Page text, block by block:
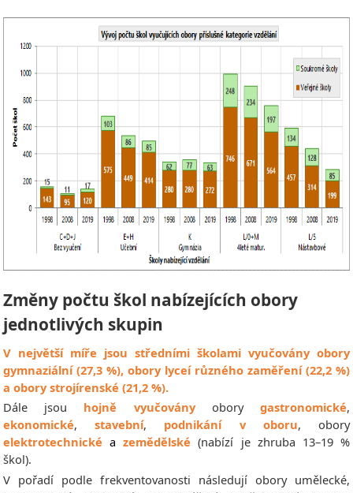
Změny počtu škol nabízejících obory
jednotlivých skupin
V největší míře jsou středními školami vyučovány obory
gymnaziální (27,3 %), obory lyceí různého zaměření (22,2 %)
a obory strojírenské (21,2 %).
Dále jsou hojně vyučoványoborygastronomické,
ekonomické,stavební, podnikání v oboru, obory
elektrotechnickéazemědělské (nabízí je zhruba 13–19 %
škol).
V pořadí podle frekventovanosti následují obory umělecké,